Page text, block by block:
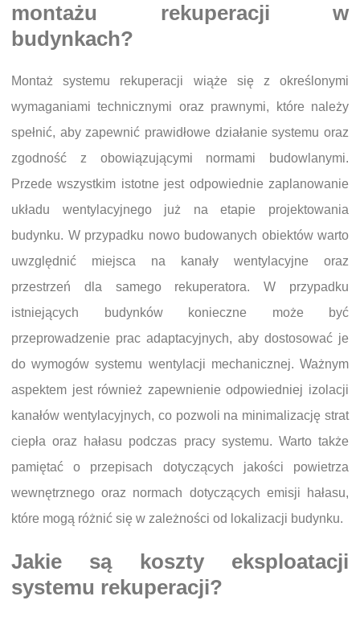
montażu rekuperacji w
budynkach?
Montaż systemu rekuperacji wiąże się z określonymi
wymaganiami technicznymi oraz prawnymi, które należy
spełnić, aby zapewnić prawidłowe działanie systemu oraz
zgodność z obowiązującymi normami budowlanymi.
Przede wszystkim istotne jest odpowiednie zaplanowanie
układu wentylacyjnego już na etapie projektowania
budynku. W przypadku nowo budowanych obiektów warto
uwzględnić miejsca na kanały wentylacyjne oraz
przestrzeń dla samego rekuperatora. W przypadku
istniejących budynków konieczne może być
przeprowadzenie prac adaptacyjnych, aby dostosować je
do wymogów systemu wentylacji mechanicznej. Ważnym
aspektem jest również zapewnienie odpowiedniej izolacji
kanałów wentylacyjnych, co pozwoli na minimalizację strat
ciepła oraz hałasu podczas pracy systemu. Warto także
pamiętać o przepisach dotyczących jakości powietrza
wewnętrznego oraz normach dotyczących emisji hałasu,
które mogą różnić się w zależności od lokalizacji budynku.
Jakie są koszty eksploatacji
systemu rekuperacji?